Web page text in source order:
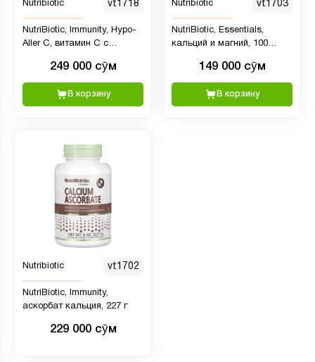
Nutribiotic vt1718
NutriBiotic, Immunity, Hypo-
Aller C, витамин C с
и цинком, 227 г
249 000 сӯм
В корзину
Nutribiotic vt1703
NutriBiotic, Essentials,
кальций и магний, 100
149 000 сӯм
В корзину
Nutribiotic vt1702
NutriBiotic, Immunity,
аскорбат кальция, 227 г
229 000 сӯм